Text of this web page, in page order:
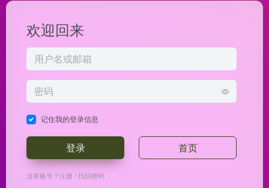
欢迎回来
记住我的登录信息
登录 首页
没有账号？注册/找回密码